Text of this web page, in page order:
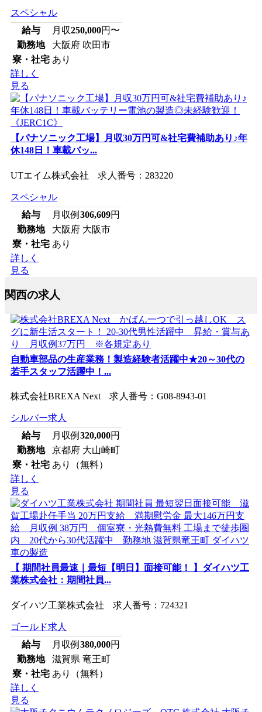
スペシャル
給与
月収250,000円〜
勤務地
大阪府 吹田市
寮・社宅 あり
詳しく
見る
【パナソニック工場】月収30万円可&社宅費補助あり♪年
休148日！車載バッ...
UTエイム株式会社 求人番号：283220
スペシャル
給与
月収例 306,609円
勤務地
大阪府 大阪市
寮・社宅 あり
詳しく
見る
関西の求人
自動車部品の生産業務！製造経験者活躍中★20～30代の
若手スタッフ活躍中！...
株式会社BREXA Next 求人番号：G08-8943-01
シルバー求人
給与
月収例 320,000円
勤務地
京都府 大山崎町
寮・社宅 あり（無料）
詳しく
見る
【 期間社員最速｜最短【明日】面接可能！ 】ダイハツ工
業株式会社：期間社員...
ダイハツ工業株式会社 求人番号：724321
ゴールド求人
給与
月収例 380,000円
勤務地
滋賀県 竜王町
寮・社宅 あり（無料）
詳しく
見る